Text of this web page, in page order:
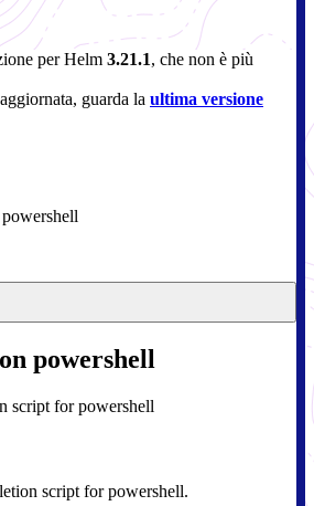
perHelm 3.21.1, che non è più
guarda la ultima versione
powershell
script for powershell
script for powershell.